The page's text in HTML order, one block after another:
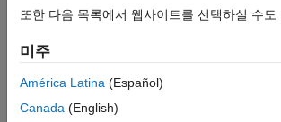
BLDC 제어​
일반 제어​
수학적 변환
Controller
synchronous
PMSM Current
Controller with
Pre-Control
synchronous
PMSM Current
또한 다음 목록에서 웹사이트를 선택하실 수도
미주
América Latina (Español)
Canada (English)